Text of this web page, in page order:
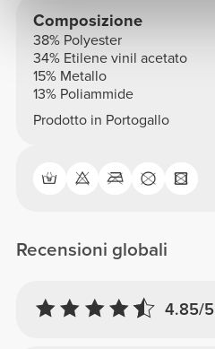
Composizione
38% Polyester
34% Etilene vinil acetato
15% Metallo
13% Poliammide
Prodotto in Portogallo
Recensioni globali
4.85/5